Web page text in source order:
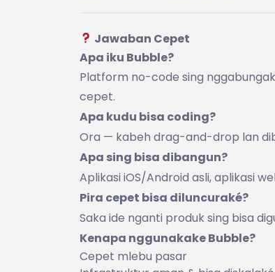
Jawaban Cepet
Apa iku Bubble?
Platform no-code sing
cepet.
Apa kudu bisa coding?
Ora — kabeh drag-and-drop lan
Apa sing bisa dibangun?
Aplikasi iOS/Android asli, aplikasi
Pira cepet bisa diluncuraké?
Saka ide nganti produk sing bisa
Kenapa nggunakake Bubble?
Cepet mlebu pasar